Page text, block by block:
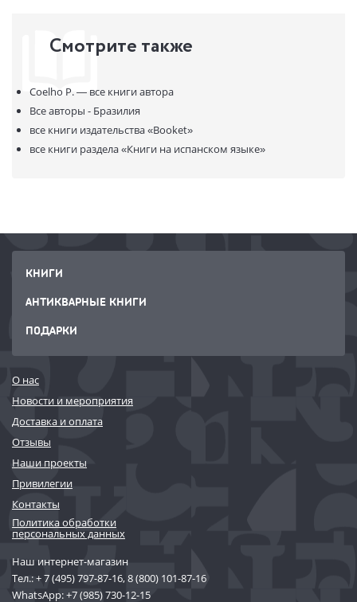
В продаже с:
24.07.2023
Смотрите также
Coelho P. — все книги автора
Все авторы - Бразилия
все книги издательства«Booket»
все книги раздела«Книги на испанском языке»
КНИГИ
АНТИКВАРНЫЕ КНИГИ
ПОДАРКИ
О нас
Новости и мероприятия
Доставка и оплата
Отзывы
Наши проекты
Привилегии
Контакты
Политика обработки
персональных данных
Наш интернет-магазин
Тел.:+ 7 (495) 797-87-16,8 (800) 101-87-16
WhatsApp:+7 (985) 730-12-15